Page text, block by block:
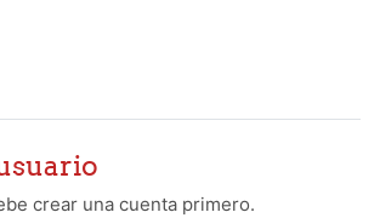
crear una cuenta primero.